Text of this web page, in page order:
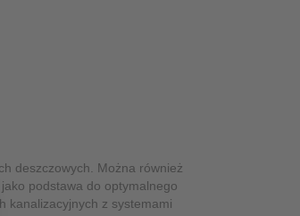
deszczowych. Można również
podstawa do optymalnego
kanalizacyjnych z systemami